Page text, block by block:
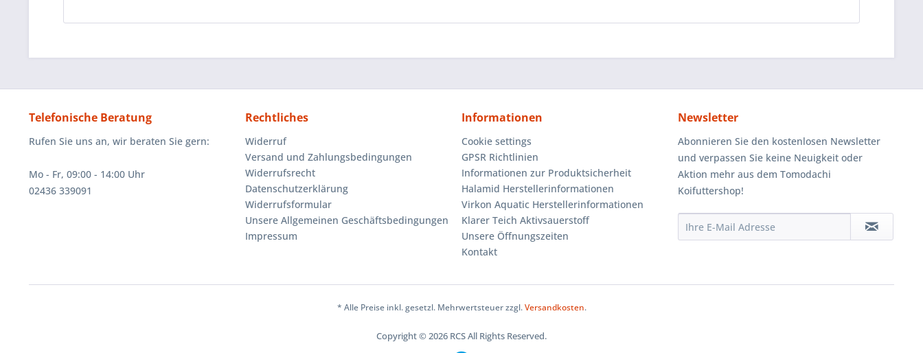
Telefonische Beratung
Rufen Sie uns an, wir beraten Sie gern:
Mo - Fr, 09:00 - 14:00 Uhr
02436 339091
Rechtliches
Widerruf
Versand und Zahlungsbedingungen
Widerrufsrecht
Datenschutzerklärung
Widerrufsformular
Unsere Allgemeinen Geschäftsbedingungen
Impressum
Informationen
Cookie settings
GPSR Richtlinien
Informationen zur Produktsicherheit
Halamid Herstellerinformationen
Virkon Aquatic Herstellerinformationen
Klarer Teich Aktivsauerstoff
Unsere Öffnungszeiten
Kontakt
Newsletter
Abonnieren Sie den kostenlosen Newsletter
und verpassen Sie keine Neuigkeit oder
Aktion mehr aus dem Tomodachi
Koifuttershop!
* Alle Preise inkl. gesetzl. Mehrwertsteuer zzgl.Versandkosten.
Copyright © 2026 RCS All Rights Reserved.